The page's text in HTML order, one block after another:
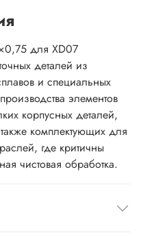
для XD07
деталей из
и специальных
элементов
корпусных деталей,
комплектующих для
где критичны
чистовая обработка.